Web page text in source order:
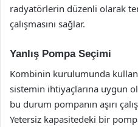
radyatörlerin düzenli olarak
çalışmasını sağlar.
Yanlış Pompa Seçimi
Kombinin kurulumunda
sistemin ihtiyaçlarına uygun
bu durum pompanın aşırı
Yetersiz kapasitedeki bir